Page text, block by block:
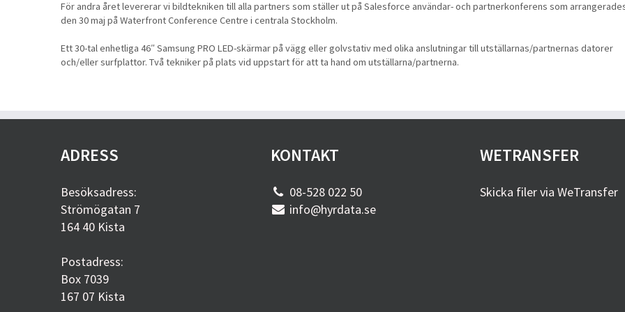
För andra året levererar vi bildtekniken till alla partners som ställer ut på Salesforce användar- och partnerkonferens som
den 30 maj på Waterfront Conference Centre i centrala Stockholm.
Ett 30-tal enhetliga 46″ Samsung PRO LED-skärmar på vägg eller golvstativ med olika anslutningar till utställarnas/partnernas datorer
och/eller surfplattor. Två tekniker på plats vid uppstart för att ta hand om utställarna/partnerna.
ADRESS
Besöksadress:
Strömögatan 7
164 40 Kista
Postadress:
Box 7039
167 07 Kista
KONTAKT
08-528 022 50
info@hyrdata.se
WETRANSFER
Skicka filer via WeTransfer